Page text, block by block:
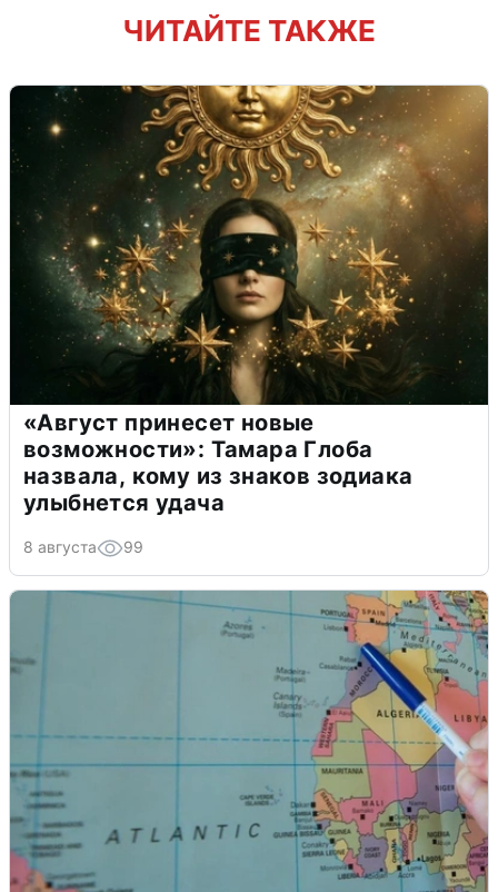
ЧИТАЙТЕ ТАКЖЕ
«Август принесет новые
возможности»: Тамара Глоба
назвала, кому из знаков зодиака
улыбнется удача
8 августа 99